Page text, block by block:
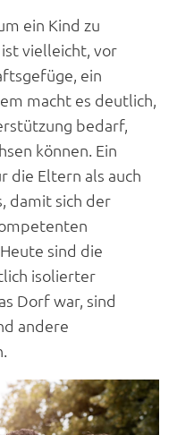
ein Kind zu
vielleicht, vor
ein
macht es deutlich,
bedarf,
können. Ein
die Eltern als auch
damit sich der
sind die
isolierter
Dorf war, sind
andere